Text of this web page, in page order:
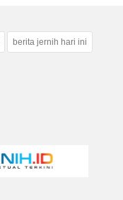
berita jernih hari ini